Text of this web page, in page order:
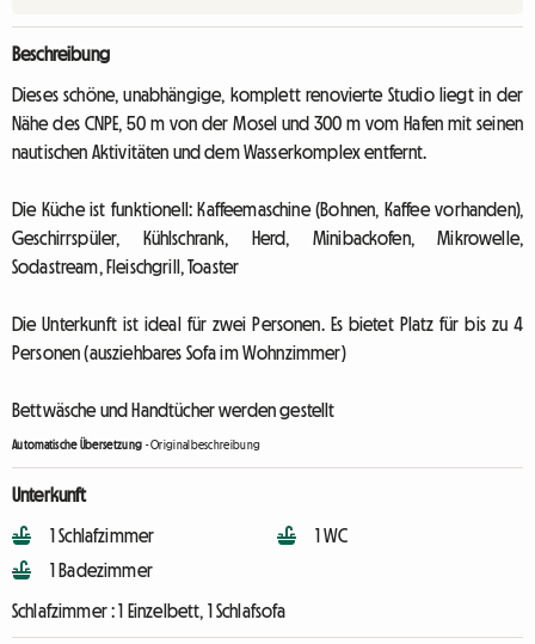
Beschreibung
Dieses schöne, unabhängige, komplett renovierte Studio liegt in der
Nähe des CNPE, 50 m von der Mosel und 300 m vom Hafen mit seinen
nautischen Aktivitäten und dem Wasserkomplex entfernt.
Die Küche ist funktionell: Kaffeemaschine (Bohnen, Kaffee vorhanden),
Geschirrspüler, Kühlschrank, Herd, Minibackofen, Mikrowelle,
Sodastream, Fleischgrill, Toaster
Die Unterkunft ist ideal für zwei Personen. Es bietet Platz für bis zu 4
Personen (ausziehbares Sofa im Wohnzimmer)
Bettwäsche und Handtücher werden gestellt
Automatische Übersetzung -Originalbeschreibung
Unterkunft
1 Schlafzimmer
1 Badezimmer
1 WC
Schlafzimmer :1 Einzelbett, 1 Schlafsofa